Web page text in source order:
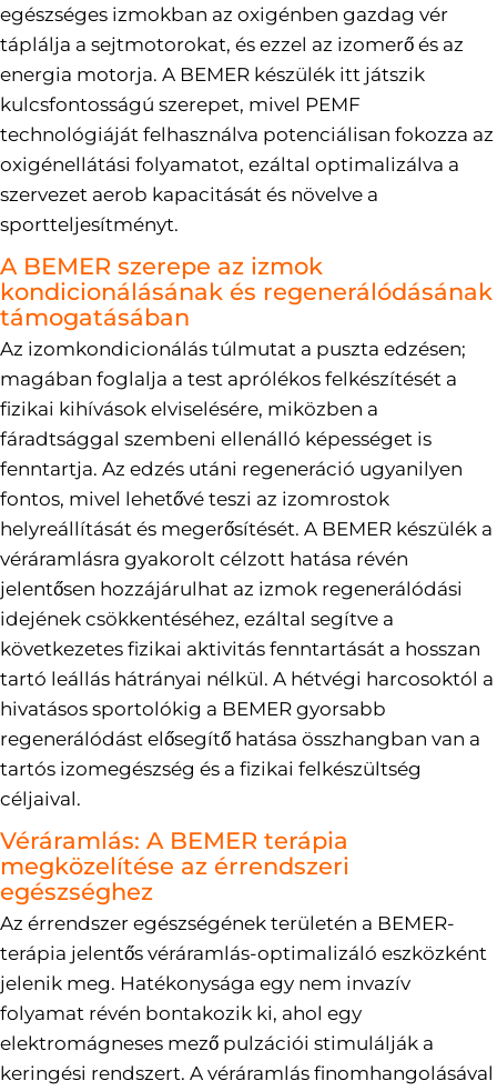
egészséges izmokban az oxigénben gazdag vér
táplálja a sejtmotorokat, és ezzel az izomerő és az
energia motorja. A BEMER készülék itt játszik
kulcsfontosságú szerepet, mivel PEMF
technológiáját felhasználva potenciálisan fokozza az
oxigénellátási folyamatot, ezáltal optimalizálva a
szervezet aerob kapacitását és növelve a
sportteljesítményt.
A BEMER szerepe az izmok
kondicionálásának és regenerálódásának
támogatásában
Az izomkondicionálás túlmutat a puszta edzésen;
magában foglalja a test aprólékos felkészítését a
fizikai kihívások elviselésére, miközben a
fáradtsággal szembeni ellenálló képességet is
fenntartja. Az edzés utáni regeneráció ugyanilyen
fontos, mivel lehetővé teszi az izomrostok
helyreállítását és megerősítését. A BEMER készülék a
véráramlásra gyakorolt célzott hatása révén
jelentősen hozzájárulhat az izmok regenerálódási
idejének csökkentéséhez, ezáltal segítve a
következetes fizikai aktivitás fenntartását a hosszan
tartó leállás hátrányai nélkül. A hétvégi harcosoktól a
hivatásos sportolókig a BEMER gyorsabb
regenerálódást elősegítő hatása összhangban van a
tartós izomegészség és a fizikai felkészültség
céljaival.
Véráramlás: A BEMER terápia
megközelítése az érrendszeri
egészséghez
Az érrendszer egészségének területén a BEMER-
terápia jelentős véráramlás-optimalizáló eszközként
jelenik meg. Hatékonysága egy nem invazív
folyamat révén bontakozik ki, ahol egy
elektromágneses mező pulzációi stimulálják a
keringési rendszert. A véráramlás finomhangolásával